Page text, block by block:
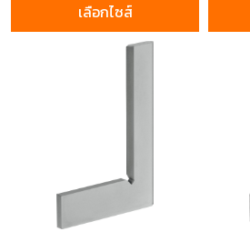
เลือกไซส์